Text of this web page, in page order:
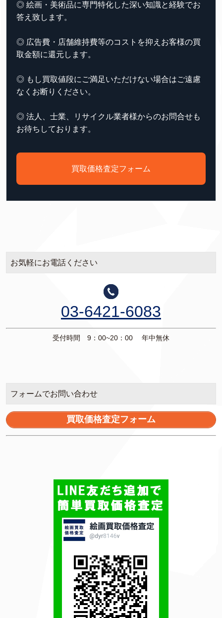
◎ 絵画・美術品に専門特化した深い知識と経験でお
答え致します。
◎ 広告費・店舗維持費等のコストを抑えお客様の買
取金額に還元します。
◎ もし買取値段にご満足いただけない場合はご遠慮
なくお断りください。
◎ 法人、士業、リサイクル業者様からのお問合せも
お待ちしております。
買取価格査定フォーム
お気軽にお電話ください
03-6421-6083
受付時間 9：00~20：00 年中無休
フォームでお問い合わせ
買取価格査定フォーム